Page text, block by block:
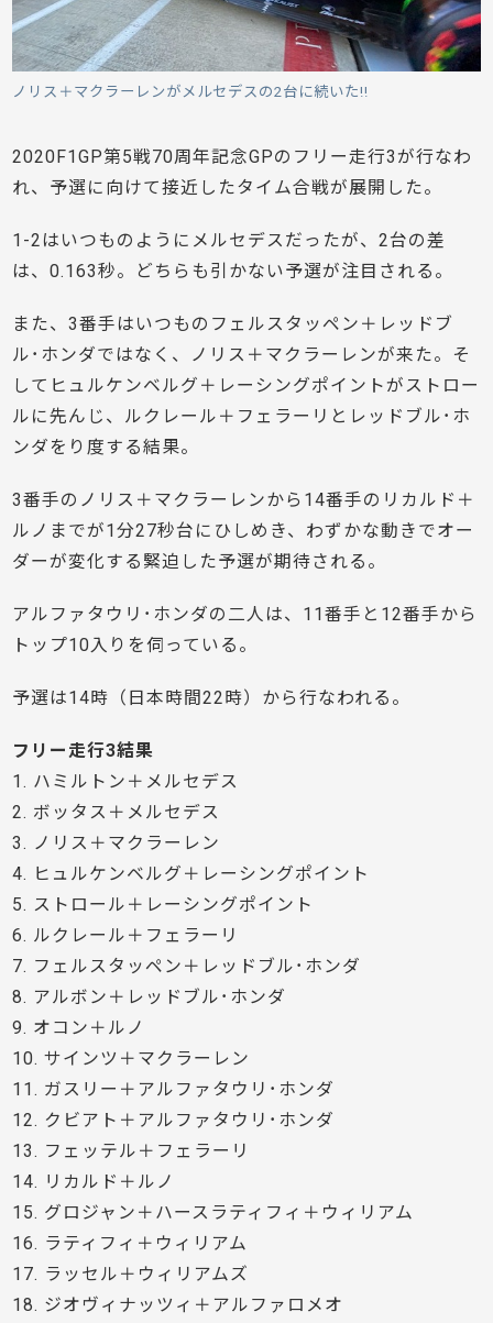
ノリス＋マクラーレンがメルセデスの2台に続いた!!
2020F1GP第5戦70周年記念GPのフリー走行3が行なわ
れ、予選に向けて接近したタイム合戦が展開した。
1-2はいつものようにメルセデスだったが、2台の差
は、0.163秒。どちらも引かない予選が注目される。
また、3番手はいつものフェルスタッペン＋レッドブ
ル･ホンダではなく、ノリス＋マクラーレンが来た。そ
してヒュルケンベルグ＋レーシングポイントがストロー
ルに先んじ、ルクレール＋フェラーリとレッドブル･ホ
ンダをり度する結果。
3番手のノリス＋マクラーレンから14番手のリカルド＋
ルノまでが1分27秒台にひしめき、わずかな動きでオー
ダーが変化する緊迫した予選が期待される。
アルファタウリ･ホンダの二人は、11番手と12番手から
トップ10入りを伺っている。
予選は14時（日本時間22時）から行なわれる。
フリー走行3結果
1. ハミルトン＋メルセデス
2. ボッタス＋メルセデス
3. ノリス＋マクラーレン
4. ヒュルケンベルグ＋レーシングポイント
5. ストロール＋レーシングポイント
6. ルクレール＋フェラーリ
7. フェルスタッペン＋レッドブル･ホンダ
8. アルボン＋レッドブル･ホンダ
9. オコン＋ルノ
10. サインツ＋マクラーレン
11. ガスリー＋アルファタウリ･ホンダ
12. クビアト＋アルファタウリ･ホンダ
13. フェッテル＋フェラーリ
14. リカルド＋ルノ
15. グロジャン＋ハースラティフィ＋ウィリアム
16. ラティフィ＋ウィリアム
17. ラッセル＋ウィリアムズ
18. ジオヴィナッツィ＋アルファロメオ